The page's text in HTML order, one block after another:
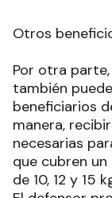
Otros
Por otra
también
beneficiarios
manera,
necesarias
que cubren
de 10, 12 y 15